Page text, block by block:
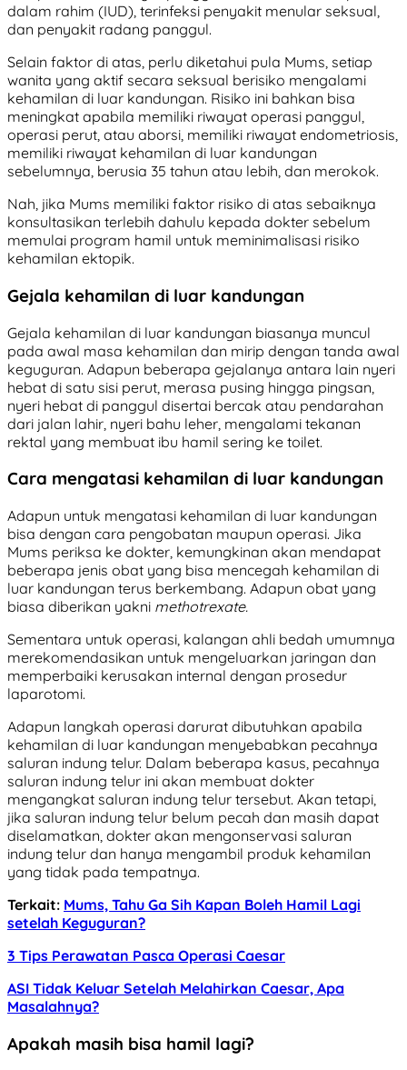
dalam rahim (IUD), terinfeksi penyakit menular seksual,
dan penyakit radang panggul.
Selain faktor di atas, perlu diketahui pula Mums, setiap
wanita yang aktif secara seksual berisiko mengalami
kehamilan di luar kandungan. Risiko ini bahkan bisa
meningkat apabila memiliki riwayat operasi panggul,
operasi perut, atau aborsi, memiliki riwayat endometriosis,
memiliki riwayat kehamilan di luar kandungan
sebelumnya, berusia 35 tahun atau lebih, dan merokok.
Nah, jika Mums memiliki faktor risiko di atas sebaiknya
konsultasikan terlebih dahulu kepada dokter sebelum
memulai program hamil untuk meminimalisasi risiko
kehamilan ektopik.
Gejala kehamilan di luar kandungan
Gejala kehamilan di luar kandungan biasanya muncul
pada awal masa kehamilan dan mirip dengan tanda awal
keguguran. Adapun beberapa gejalanya antara lain nyeri
hebat di satu sisi perut, merasa pusing hingga pingsan,
nyeri hebat di panggul disertai bercak atau pendarahan
dari jalan lahir, nyeri bahu leher, mengalami tekanan
rektal yang membuat ibu hamil sering ke toilet.
Cara mengatasi kehamilan di luar kandungan
Adapun untuk mengatasi kehamilan di luar kandungan
bisa dengan cara pengobatan maupun operasi. Jika
Mums periksa ke dokter, kemungkinan akan mendapat
beberapa jenis obat yang bisa mencegah kehamilan di
luar kandungan terus berkembang. Adapun obat yang
biasa diberikan yakni methotrexate.
Sementara untuk operasi, kalangan ahli bedah umumnya
merekomendasikan untuk mengeluarkan jaringan dan
memperbaiki kerusakan internal dengan prosedur
laparotomi.
Adapun langkah operasi darurat dibutuhkan apabila
kehamilan di luar kandungan menyebabkan pecahnya
saluran indung telur. Dalam beberapa kasus, pecahnya
saluran indung telur ini akan membuat dokter
mengangkat saluran indung telur tersebut. Akan tetapi,
jika saluran indung telur belum pecah dan masih dapat
diselamatkan, dokter akan mengonservasi saluran
indung telur dan hanya mengambil produk kehamilan
yang tidak pada tempatnya.
Terkait: Mums, Tahu Ga Sih Kapan Boleh Hamil Lagi
setelah Keguguran?
3 Tips Perawatan Pasca Operasi Caesar
ASI Tidak Keluar Setelah Melahirkan Caesar, Apa
Masalahnya?
Apakah masih bisa hamil lagi?